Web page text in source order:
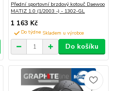
Přední sportovní brzdový kotouč Daewoo
MATIZ 1.0 (1/2003 -) - 1302-GL
1 163 Kč
Do týdne
Do košíku